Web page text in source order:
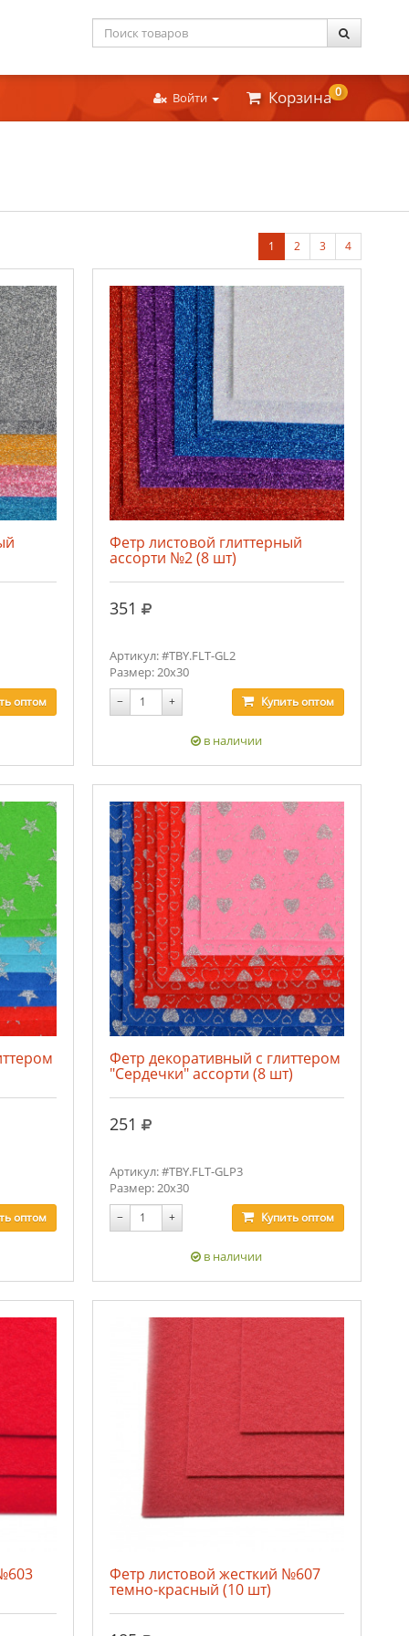
Войти Корзина0
1 2 3 4
оптом
Фетр листовой глиттерный
ассорти №2 (8 шт)
351 руб.
Артикул: #TBY.FLT-GL2
Размер: 20х30
− + Купитьоптом
в наличии
оптом
Фетр декоративный с глиттером
"Сердечки" ассорти (8 шт)
251 руб.
Артикул: #TBY.FLT-GLP3
Размер: 20х30
− + Купитьоптом
в наличии
Фетр листовой жесткий №607
темно-красный (10 шт)